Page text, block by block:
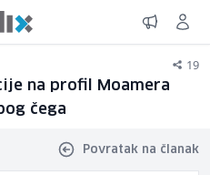
19
na profil Moamera
čega
Povratak na članak